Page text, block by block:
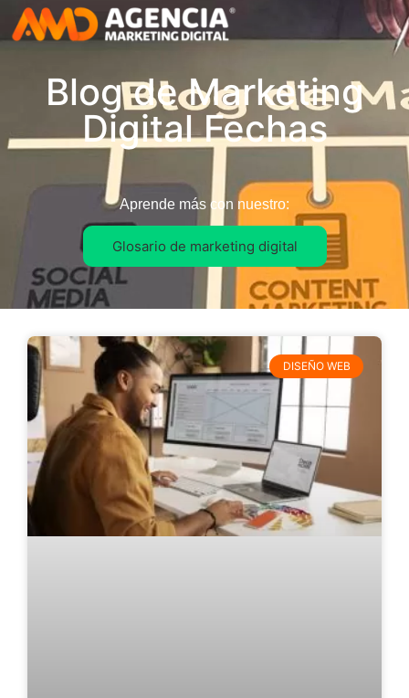
Blog de Marketing
Digital Fechas
Aprende más con nuestro:
Glosario de marketing digital
DISEÑO WEB